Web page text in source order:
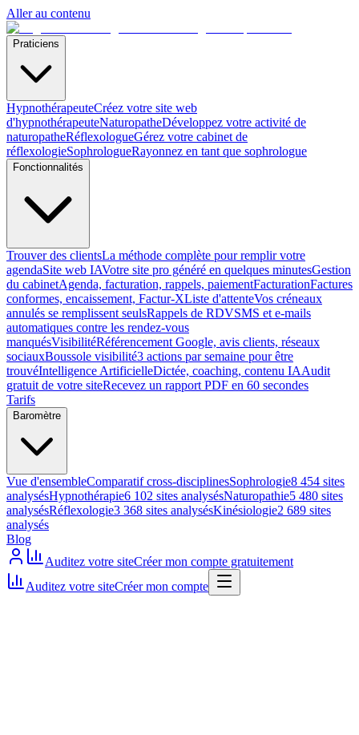
Aller au contenu
Praticiens
HypnothérapeuteCréez votre site web
d'hypnothérapeuteNaturopatheDéveloppez votre activité de
naturopatheRéflexologueGérez votre cabinet de
réflexologieSophrologueRayonnez en tant que sophrologue
Fonctionnalités
Trouver des clientsLa méthode complète pour remplir votre
agendaSite web IAVotre site pro généré en quelques minutesGestion
du cabinetAgenda, facturation, rappels, paiementFacturationFactures
conformes, encaissement, Factur-XListe d'attenteVos créneaux
annulés se remplissent seulsRappels de RDVSMS et e-mails
automatiques contre les rendez-vous
manquésVisibilitéRéférencement Google, avis clients, réseaux
sociauxBoussole visibilité3 actions par semaine pour être
trouvéIntelligence ArtificielleDictée, coaching, contenu IAAudit
gratuit de votre siteRecevez un rapport PDF en 60 secondes
Tarifs
Baromètre
Vue d'ensembleComparatif cross-disciplinesSophrologie8 454 sites
analysésHypnothérapie6 102 sites analysésNaturopathie5 480 sites
analysésRéflexologie3 368 sites analysésKinésiologie2 689 sites
analysés
Blog
Auditez votre siteCréer mon compte gratuitement
Auditez votre siteCréer mon compte